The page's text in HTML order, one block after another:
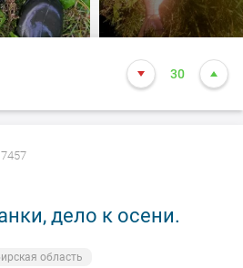
30
7457
дело к осени.
область